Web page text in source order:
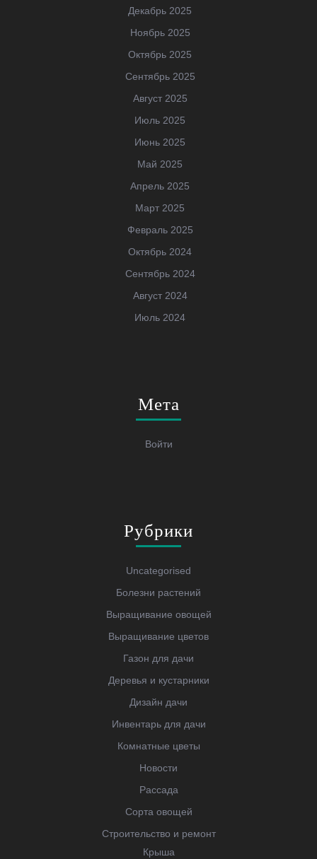
Декабрь 2025
Ноябрь 2025
Октябрь 2025
Сентябрь 2025
Август 2025
Июль 2025
Июнь 2025
Май 2025
Апрель 2025
Март 2025
Февраль 2025
Октябрь 2024
Сентябрь 2024
Август 2024
Июль 2024
Мета
Войти
Рубрики
Uncategorised
Болезни растений
Выращивание овощей
Выращивание цветов
Газон для дачи
Деревья и кустарники
Дизайн дачи
Инвентарь для дачи
Комнатные цветы
Новости
Рассада
Сорта овощей
Строительство и ремонт
Крыша